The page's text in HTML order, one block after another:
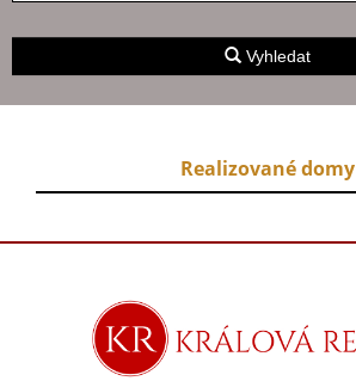
Vyhledat
Realizované domy